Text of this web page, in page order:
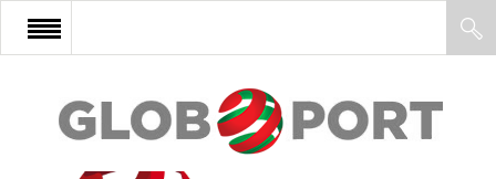
FŐOLDAL